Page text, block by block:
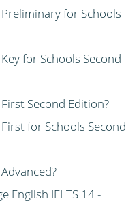
for Schools
for Schools Second
Second Edition?
for Schools Second
English IELTS 14 -